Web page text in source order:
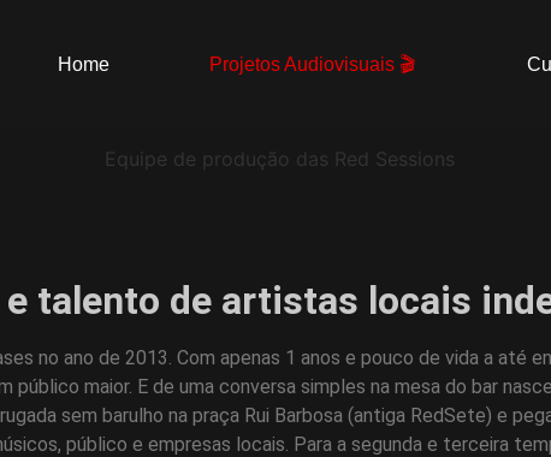
Home Projetos Audiovisuais 🎬
talento de artistas locais
no ano de 2013. Com apenas 1 anos e pouco de vida a até
maior. E de uma conversa simples na mesa do bar
sem barulho na praça Rui Barbosa (antiga RedSete) e
público e empresas locais. Para a segunda e terceira